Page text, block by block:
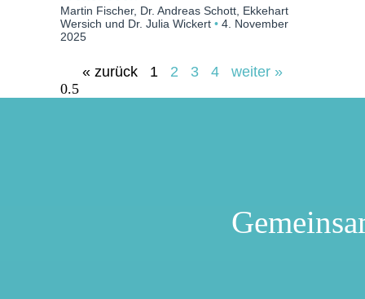
Martin Fischer, Dr. Andreas Schott, Ekkehart
Wersich und Dr. Julia Wickert
4. November
2025
« zurück 1 2 3 4 weiter »